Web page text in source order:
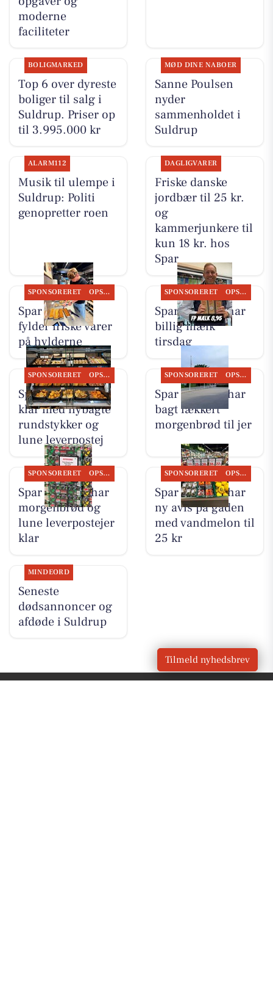
moderne
faciliteter
BOLIGMARKED
Top 6 over dyreste
boliger til salg i
Suldrup. Priser op
til 3.995.000 kr
MØD DINE NABOER
Sanne Poulsen
nyder
sammenholdet i
Suldrup
ALARM112
Musik til ulempe i
Suldrup: Politi
genopretter roen
DAGLIGVARER
Friske danske
jordbær til 25 kr.
og
kammerjunkere til
kun 18 kr. hos
Spar
SPONSORERET OPSLAGSTAVLEN
Spar Suldrup
fylder friske varer
på hylderne
SPONSORERET OPSLAGSTAVLEN
Spar Suldrup har
billig mælk
tirsdag
SPONSORERET OPSLAGSTAVLEN
Spar Suldrup er
klar med nybagte
rundstykker og
lune leverpostej
SPONSORERET OPSLAGSTAVLEN
Spar Suldrup har
bagt lækkert
morgenbrød til jer
SPONSORERET OPSLAGSTAVLEN
Spar Suldrup har
morgenbrød og
lune leverpostejer
klar
SPONSORERET OPSLAGSTAVLEN
Spar Suldrup har
ny avis på gaden
med vandmelon til
25 kr
MINDEORD
Seneste
dødsannoncer og
afdøde i Suldrup
Tilmeld nyhedsbrev